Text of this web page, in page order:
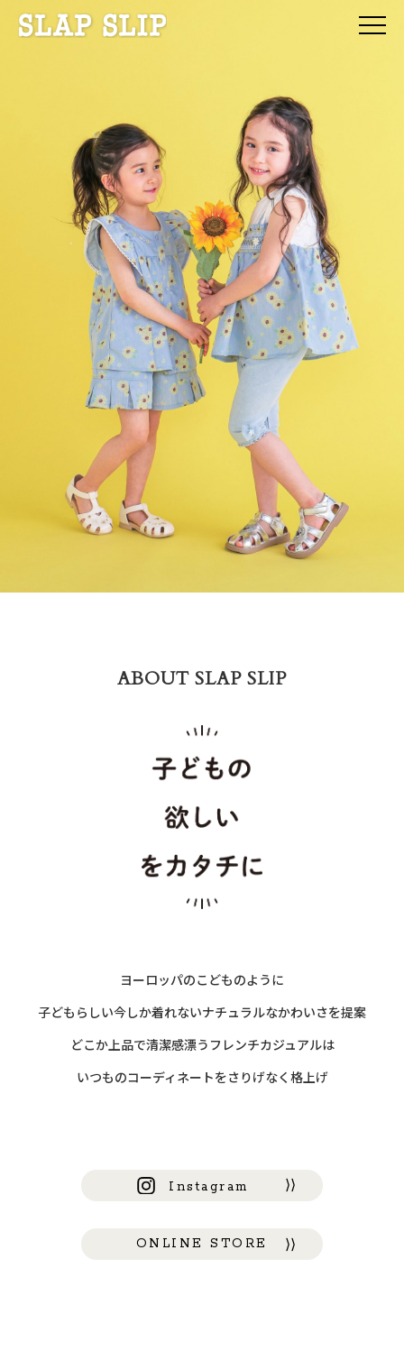
ABOUT SLAP SLIP
ヨーロッパのこどものように
子どもらしい今しか着れないナチュラルなかわいさを提案
どこか上品で清潔感漂うフレンチカジュアルは
いつものコーディネートをさりげなく格上げ
Instagram
ONLINE STORE